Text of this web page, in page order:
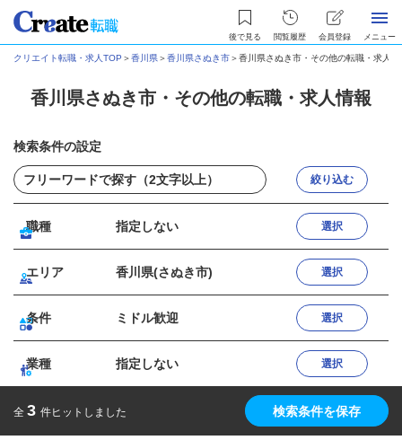
後で見る 閲覧履歴 会員登録 メニュー
クリエイト転職・求人TOP ＞香川県＞香川県さぬき市＞香川県さぬき市・その他の転職・求人情
香川県さぬき市・その他の転職・求人情報
検索条件の設定
絞り込む
職種 指定しない 選択
エリア 香川県(さぬき市) 選択
条件 ミドル歓迎 選択
業種 指定しない 選択
全 3 件ヒットしました 検索条件を保存